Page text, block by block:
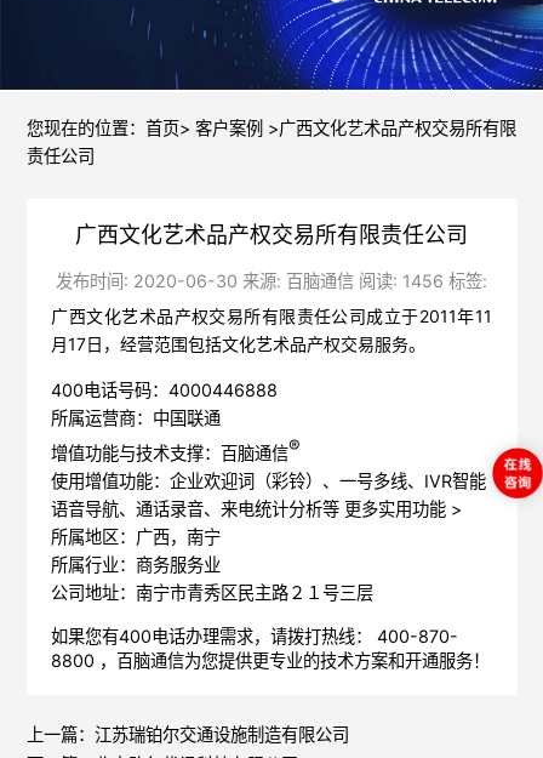
您现在的位置： 首页> 客户案例 >广西文化艺术品产权交易所有限
责任公司
广西文化艺术品产权交易所有限责任公司
发布时间: 2020-06-30 来源: 百脑通信 阅读: 1456 标签:
广西文化艺术品产权交易所有限责任公司成立于2011年11
月17日，经营范围包括文化艺术品产权交易服务。
400电话号码：4000446888
所属运营商：中国联通
增值功能与技术支撑：百脑通信®
使用增值功能：企业欢迎词（彩铃）、一号多线、IVR智能
语音导航、通话录音、来电统计分析等 更多实用功能 >
所属地区：广西，南宁
所属行业：商务服务业
公司地址：南宁市青秀区民主路２１号三层
如果您有400电话办理需求，请拨打热线： 400-870-
8800 ， 百脑通信为您提供更专业的技术方案和开通服务！
上一篇： 江苏瑞铂尔交通设施制造有限公司